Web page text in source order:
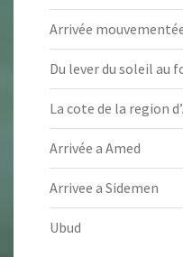
Arrivée
Du lever du soleil au
La cote de la region
Arrivée a Amed
Arrivee a Sidemen
Ubud